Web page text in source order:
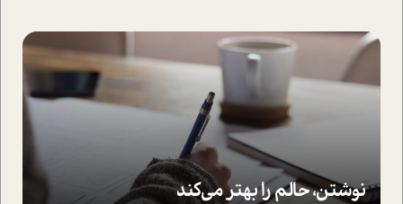
نوشتن، حالم را بهتر می‌کند